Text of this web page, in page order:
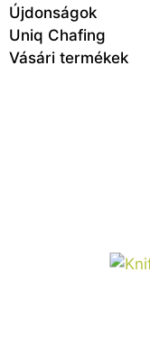
Újdonságok
Uniq Chafing
Vásári termékek